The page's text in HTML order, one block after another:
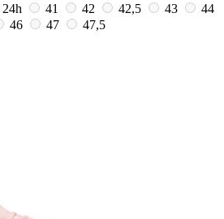
24h 41 42 42,5 43
44
46 47
47,5